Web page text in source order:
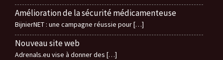
Amélioration de la sécurité médicamenteuse
BijnierNET : une campagne réussie pour[…]
Nouveau site web
Adrenals.eu vise à donner des […]